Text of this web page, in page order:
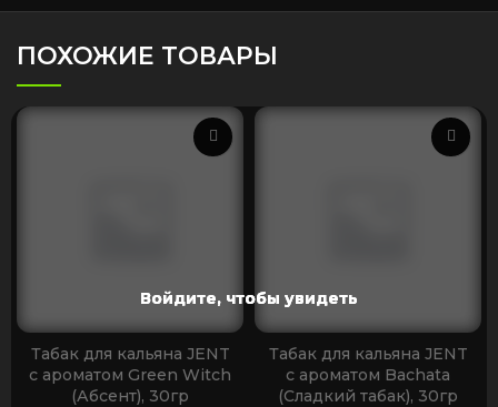
ПОХОЖИЕ ТОВАРЫ
Войдите, чтобы увидеть
Табак для кальяна JENT
с ароматом Green Witch
(Абсент), 30гр
Войдите, чтобы увидеть
Табак для кальяна JENT
с ароматом Bachata
(Сладкий табак), 30гр
Войдите, чтобы увидеть
Войдите, чтобы увидеть
Войдите, чтобы увидеть
Войдите, чтобы увидеть
Войдите, чтобы увидеть